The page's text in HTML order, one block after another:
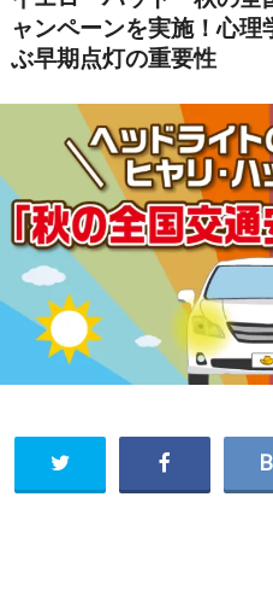
ャンペーンを実施！心
ぶ早期点灯の重要性